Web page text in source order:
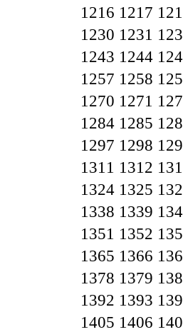
1216 1217
1230 1231
1243 1244
1257 1258
1270 1271
1284 1285
1297 1298
1311 1312
1324 1325
1338 1339
1351 1352
1365 1366
1378 1379
1392 1393
1405 1406